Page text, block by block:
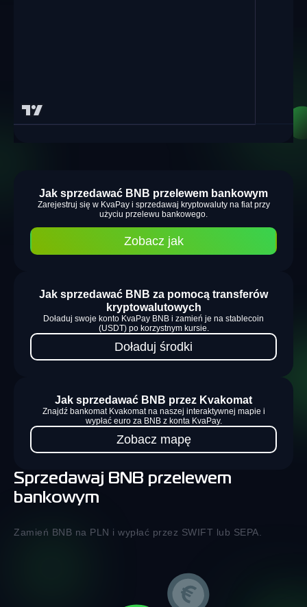
Sprzedawaj BNB przelewem
bankowym
Zamień BNB na PLN i wypłać przez SWIFT lub SEPA.
Jak sprzedawać BNB przelewem bankowym
Zarejestruj się w KvaPay i sprzedawaj kryptowaluty na fiat przy
użyciu przelewu bankowego.
Zobacz jak
Jak sprzedawać BNB za pomocą transferów
kryptowalutowych
Doładuj swoje konto KvaPay BNB i zamień je na stablecoin
(USDT) po korzystnym kursie.
Doładuj środki
Jak sprzedawać BNB przez Kvakomat
Znajdź bankomat Kvakomat na naszej interaktywnej mapie i
wypłać euro za BNB z konta KvaPay.
Zobacz mapę